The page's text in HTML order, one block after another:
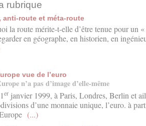
rubrique
anti-route et méta-route
la route mérite-t-elle d’être tenue pour un
en géographe, en historien, en
vue de l’euro
n’a pas d’image d’elle-même
er janvier 1999, à Paris, Londres, Berlin et
d’une monnaie unique, l’euro. à
(...)